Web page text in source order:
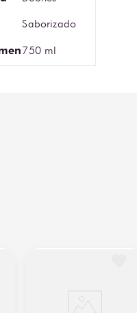
Saborizado
750 ml